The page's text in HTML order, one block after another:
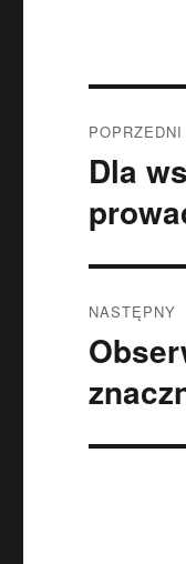
wpisu
POPRZEDNI
Poprzedni
Dla
NASTĘPNY
Następny